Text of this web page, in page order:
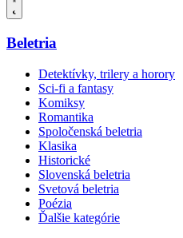
Beletria
Detektívky, trilery a horory
Sci-fi a fantasy
Komiksy
Romantika
Spoločenská beletria
Klasika
Historické
Slovenská beletria
Svetová beletria
Poézia
Ďalšie kategórie